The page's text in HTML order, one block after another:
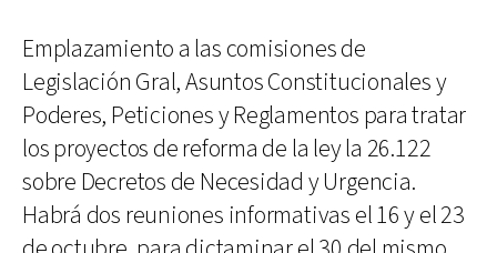
Emplazamiento a las comisiones de
Legislación Gral, Asuntos Constitucionales y
Poderes, Peticiones y Reglamentos para tratar
los proyectos de reforma de la ley la 26.122
sobre Decretos de Necesidad y Urgencia.
Habrá dos reuniones informativas el 16 y el 23